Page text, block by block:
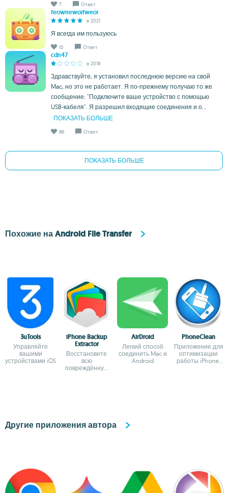
7 Ответ
feownewoifweoi
в 2021
Я всегда им пользуюсь
10 Ответ
cdn47
в 2018
Здравствуйте, я установил последнюю версию на свой
Mac, но это не работает. Я по-прежнему получаю то же
сообщение: "Подключите ваше устройство с помощью
USB-кабеля". Я разрешил входящие соединения и о...
ПОКАЗАТЬ БОЛЬШЕ
86 Ответ
ПОКАЗАТЬ БОЛЬШЕ
Похожие на Android File Transfer
3uTools
Управляйте
вашими
устройствами iOS
iPhone Backup
Extractor
Восстановите
всю
повреждённую
AirDroid
Легкий способ
соединить Mac и
Android
PhoneClean
Приложение для
оптимизации
работы iPhone,
Другие приложения автора